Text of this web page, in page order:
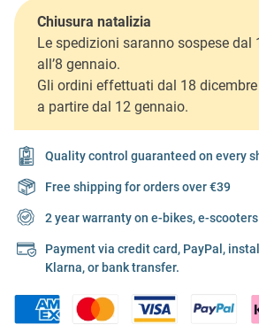
Chiusura natalizia
Le spedizioni saranno sospese dal
all’8 gennaio.
Gli ordini effettuati dal 18
a partire dal 12 gennaio.
Quality control guaranteed on every
Free shipping for orders over €39
2 year warranty on e-bikes, e-
Payment via credit card, PayPal,
Klarna, or bank transfer.